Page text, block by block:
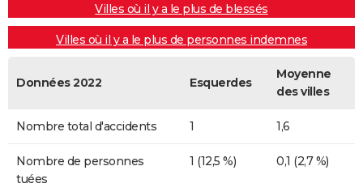
Villes où il y a le plus de blessés
Villes où il y a le plus de personnes indemnes
Données 2022 Esquerdes
Moyenne
des villes
Nombre total d'accidents 1 1,6
Nombre de personnes
tuées
1 (12,5 %) 0,1 (2,7 %)